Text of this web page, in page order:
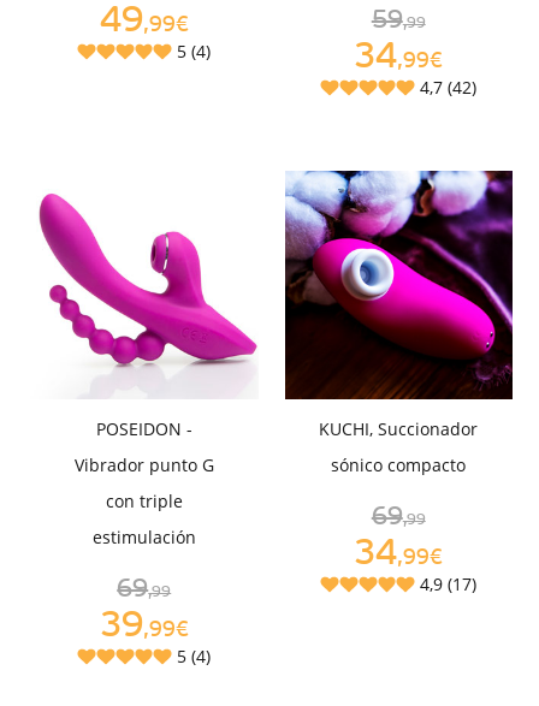
49,99€
5 (4)
59,99
34,99€
4,7 (42)
POSEIDON -
Vibrador punto G
con triple
estimulación
69,99
39,99€
5 (4)
KUCHI, Succionador
sónico compacto
69,99
34,99€
4,9 (17)